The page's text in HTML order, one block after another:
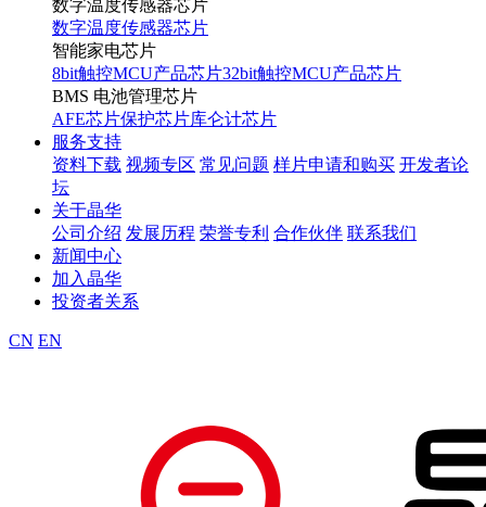
数字温度传感器芯片
数字温度传感器芯片
智能家电芯片
8bit触控MCU产品芯片32bit触控MCU产品芯片
BMS 电池管理芯片
AFE芯片保护芯片库仑计芯片
服务支持
资料下载 视频专区 常见问题 样片申请和购买 开发者论
坛
关于晶华
公司介绍 发展历程 荣誉专利 合作伙伴 联系我们
新闻中心
加入晶华
投资者关系
CN EN